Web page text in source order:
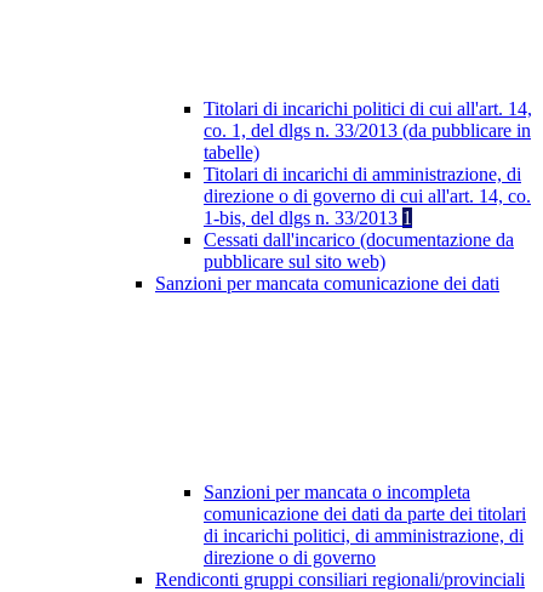
Titolari di incarichi politici di cui all'art. 14,
co. 1, del dlgs n. 33/2013 (da pubblicare in
tabelle)
Titolari di incarichi di amministrazione, di
direzione o di governo di cui all'art. 14, co.
1-bis, del dlgs n. 33/2013 1
Cessati dall'incarico (documentazione da
pubblicare sul sito web)
Sanzioni per mancata comunicazione dei dati
Sanzioni per mancata o incompleta
comunicazione dei dati da parte dei titolari
di incarichi politici, di amministrazione, di
direzione o di governo
Rendiconti gruppi consiliari regionali/provinciali